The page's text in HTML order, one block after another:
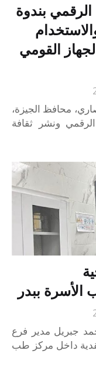
بندوة
القومي
محافظ الجيزة،
ونشر ثقافة
الأسرة ببدر
جبريل مدير فرع
داخل مركز طب